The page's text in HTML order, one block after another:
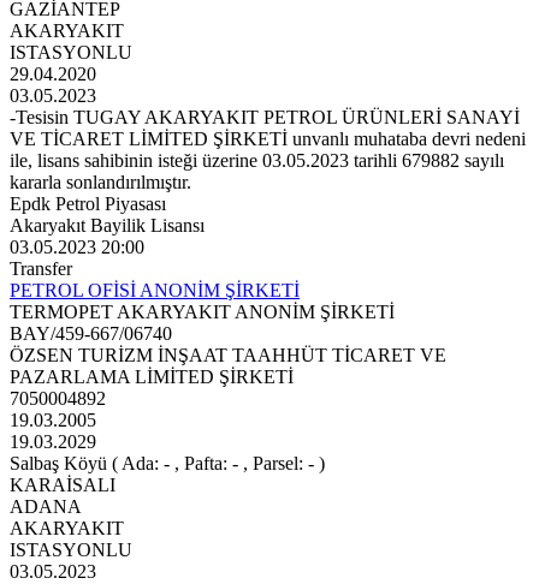
GAZİANTEP
AKARYAKIT
ISTASYONLU
29.04.2020
03.05.2023
-Tesisin TUGAY AKARYAKIT PETROL ÜRÜNLERİ SANAYİ
VE TİCARET LİMİTED ŞİRKETİ unvanlı muhataba devri nedeni
ile, lisans sahibinin isteği üzerine 03.05.2023 tarihli 679882 sayılı
kararla sonlandırılmıştır.
Epdk Petrol Piyasası
Akaryakıt Bayilik Lisansı
03.05.2023 20:00
Transfer
PETROL OFİSİ ANONİM ŞİRKETİ
TERMOPET AKARYAKIT ANONİM ŞİRKETİ
BAY/459-667/06740
ÖZSEN TURİZM İNŞAAT TAAHHÜT TİCARET VE
PAZARLAMA LİMİTED ŞİRKETİ
7050004892
19.03.2005
19.03.2029
Salbaş Köyü ( Ada: - , Pafta: - , Parsel: - )
KARAİSALI
ADANA
AKARYAKIT
ISTASYONLU
03.05.2023